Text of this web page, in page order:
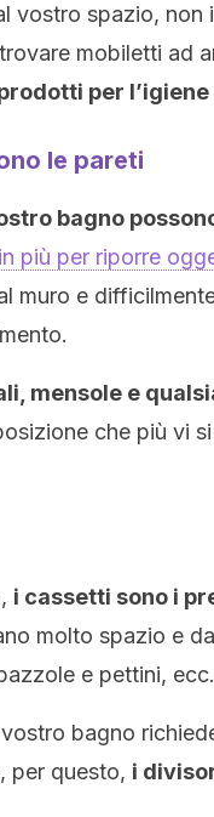
vostro spazio, non
mobiletti ad
per l’igiene
le pareti
bagno
più per riporre
muro e
mensole e
che più vi
i cassetti sono i
molto spazio e
e pettini, ecc.
bagno
per questo, i